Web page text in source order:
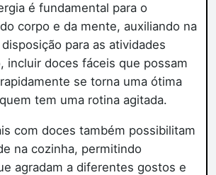
é fundamental para o
corpo e da mente, auxiliando na
para as atividades
incluir doces fáceis que possam
se torna uma ótima
tem uma rotina agitada.
com doces também possibilitam
na cozinha, permitindo
agradam a diferentes gostos e